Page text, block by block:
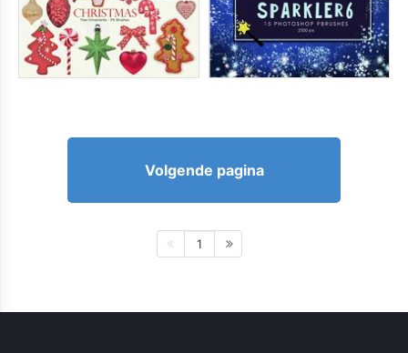
Volgende pagina
1